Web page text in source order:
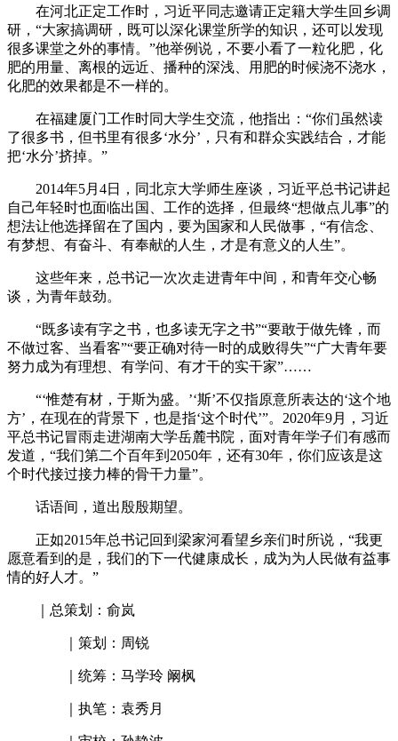
在河北正定工作时，习近平同志邀请正定籍大学生回乡调
研，“大家搞调研，既可以深化课堂所学的知识，还可以发现
很多课堂之外的事情。”他举例说，不要小看了一粒化肥，化
肥的用量、离根的远近、播种的深浅、用肥的时候浇不浇水，
化肥的效果都是不一样的。
在福建厦门工作时同大学生交流，他指出：“你们虽然读
了很多书，但书里有很多‘水分’，只有和群众实践结合，才能
把‘水分’挤掉。”
2014年5月4日，同北京大学师生座谈，习近平总书记讲起
自己年轻时也面临出国、工作的选择，但最终“想做点儿事”的
想法让他选择留在了国内，要为国家和人民做事，“有信念、
有梦想、有奋斗、有奉献的人生，才是有意义的人生”。
这些年来，总书记一次次走进青年中间，和青年交心畅
谈，为青年鼓劲。
“既多读有字之书，也多读无字之书”“要敢于做先锋，而
不做过客、当看客”“要正确对待一时的成败得失”“广大青年要
努力成为有理想、有学问、有才干的实干家”……
“‘惟楚有材，于斯为盛。’‘斯’不仅指原意所表达的‘这个地
方’，在现在的背景下，也是指‘这个时代’”。2020年9月，习近
平总书记冒雨走进湖南大学岳麓书院，面对青年学子们有感而
发道，“我们第二个百年到2050年，还有30年，你们应该是这
个时代接过接力棒的骨干力量”。
话语间，道出殷殷期望。
正如2015年总书记回到梁家河看望乡亲们时所说，“我更
愿意看到的是，我们的下一代健康成长，成为为人民做有益事
情的好人才。”
｜总策划：俞岚
｜策划：周锐
｜统筹：马学玲 阚枫
｜执笔：袁秀月